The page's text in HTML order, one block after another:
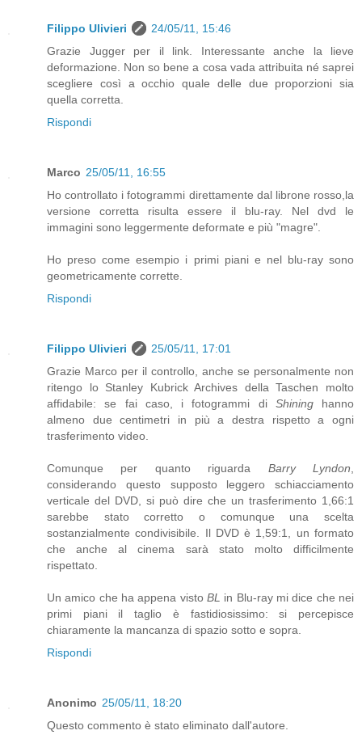
Filippo Ulivieri
24/05/11, 15:46
Grazie Jugger per il link. Interessante anche la lieve
deformazione. Non so bene a cosa vada attribuita né saprei
scegliere così a occhio quale delle due proporzioni sia
quella corretta.
Rispondi
Marco 25/05/11, 16:55
Ho controllato i fotogrammi direttamente dal librone rosso,la
versione corretta risulta essere il blu-ray. Nel dvd le
immagini sono leggermente deformate e più "magre".
Ho preso come esempio i primi piani e nel blu-ray sono
geometricamente corrette.
Rispondi
Filippo Ulivieri
25/05/11, 17:01
Grazie Marco per il controllo, anche se personalmente non
ritengo lo Stanley Kubrick Archives della Taschen molto
affidabile: se fai caso, i fotogrammi di Shininghanno
almeno due centimetri in più a destra rispetto a ogni
trasferimento video.
Comunque per quanto riguarda Barry Lyndon
considerando questo supposto leggero schiacciamento
verticale del DVD, si può dire che un trasferimento 1,66:1
sarebbe stato corretto o comunque una scelta
sostanzialmente condivisibile. Il DVD è 1,59:1, un formato
che anche al cinema sarà stato molto difficilmente
rispettato.
Un amico che ha appena visto BL in Blu-ray mi dice che nei
primi piani il taglio è fastidiosissimo: si percepisce
chiaramente la mancanza di spazio sotto e sopra.
Rispondi
Anonimo 25/05/11, 18:20
Questo commento è stato eliminato dall'autore.